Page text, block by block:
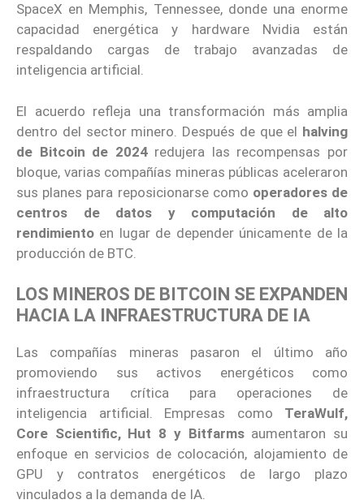
SpaceX en Memphis, Tennessee, donde una enorme
capacidad energética y hardware Nvidia están
respaldando cargas de trabajo avanzadas de
inteligencia artificial.
El acuerdo refleja una transformación más amplia
dentro del sector minero. Después de que el halving
de Bitcoin de 2024redujera las recompensas por
bloque, varias compañías mineras públicas aceleraron
sus planes para reposicionarse como operadores de
centros de datos y computación de alto
rendimiento en lugar de depender únicamente de la
producción de BTC.
LOS MINEROS DE BITCOIN SE EXPANDEN
HACIA LA INFRAESTRUCTURA DE IA
Las compañías mineras pasaron el último año
promoviendo sus activos energéticos como
infraestructura crítica para operaciones de
inteligencia artificial. Empresas como TeraWulf,
Core Scientific, Hut 8 y Bitfarmsaumentaron su
enfoque en servicios de colocación, alojamiento de
GPU y contratos energéticos de largo plazo
vinculados a la demanda de IA.